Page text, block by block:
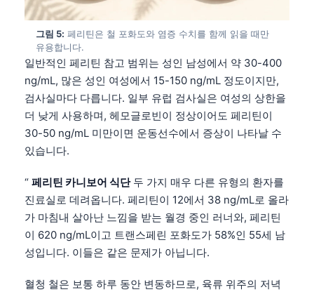
그림 5: 페리틴은 철 포화도와 염증 수치를 함께 읽을 때만
유용합니다.
일반적인 페리틴 참고 범위는 성인 남성에서 약 30-400
ng/mL, 많은 성인 여성에서 15-150 ng/mL 정도이지만,
검사실마다 다릅니다. 일부 유럽 검사실은 여성의 상한을
더 낮게 사용하며, 헤모글로빈이 정상이어도 페리틴이
30-50 ng/mL 미만이면 운동선수에서 증상이 나타날 수
있습니다.
“ 페리틴 카니보어 식단두 가지 매우 다른 유형의 환자를
진료실로 데려옵니다. 페리틴이 12에서 38 ng/mL로 올라
가 마침내 살아난 느낌을 받는 월경 중인 러너와, 페리틴
이 620 ng/mL이고 트랜스페린 포화도가 58%인 55세 남
성입니다. 이들은 같은 문제가 아닙니다.
혈청 철은 보통 하루 동안 변동하므로, 육류 위주의 저녁